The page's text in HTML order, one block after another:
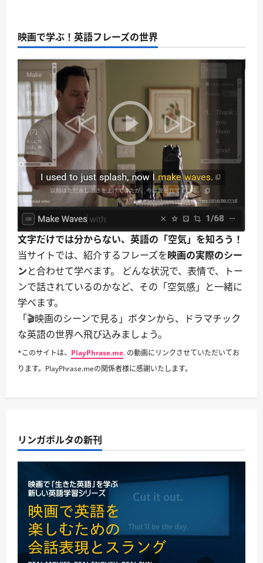
映画で学ぶ！英語フレーズの世界
文字だけでは分からない、英語の「空気」を知ろう！
当サイトでは、紹介するフレーズを映画の実際のシー
ンと合わせて学べます。 どんな状況で、表情で、トー
ンで話されているのかなど、その「空気感」と一緒に
学べます。
「🎬映画のシーンで見る」ボタンから、ドラマチック
な英語の世界へ飛び込みましょう。
*このサイトは、 PlayPhrase.me. の動画にリンクさせていただいてお
ります。PlayPhrase.meの関係者様に感謝いたします。
リンガポルタの新刊